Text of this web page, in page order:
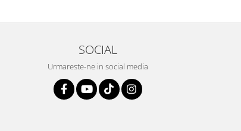
SOCIAL
Urmareste-ne in social media